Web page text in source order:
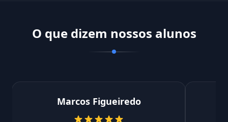
O que dizem nossos alunos
Marcos Figueiredo